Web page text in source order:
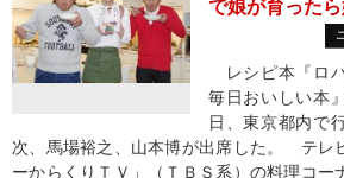
で娘が育った
レシピ本『ロ
毎日おいしい本
日、東京都内で
次、馬場裕之、山本博が出席した。 テレ
ーからくりＴＶ」（ＴＢＳ系）の料理コー